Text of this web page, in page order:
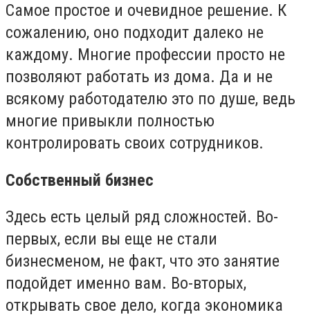
Самое простое и очевидное решение. К
сожалению, оно подходит далеко не
каждому. Многие профессии просто не
позволяют работать из дома. Да и не
всякому работодателю это по душе, ведь
многие привыкли полностью
контролировать своих сотрудников.
Собственный бизнес
Здесь есть целый ряд сложностей. Во-
первых, если вы еще не стали
бизнесменом, не факт, что это занятие
подойдет именно вам. Во-вторых,
открывать свое дело, когда экономика